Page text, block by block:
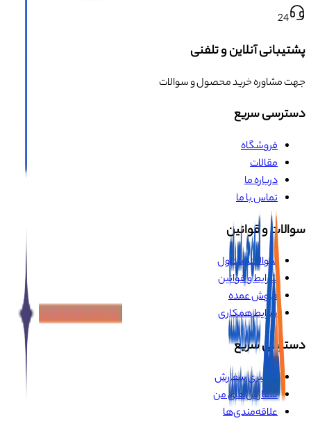
24
پشتیبانی آنلاین و تلفنی
جهت مشاوره خرید محصول و سوالات
دسترسی سریع
فروشگاه
مقالات
درباره ما
تماس با ما
سوالات و قوانین
سوالات متداول
شرایط و قوانین
فروش عمده
شرایط همکاری
دسترسی سریع
پیگیری سفارش
سفارش‌های من
علاقه‌مندی‌ها